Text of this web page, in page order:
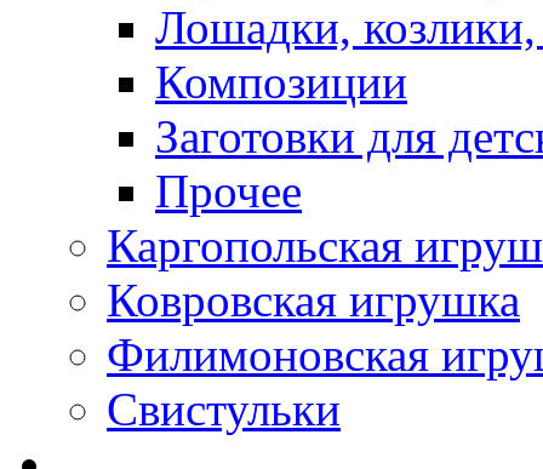
Лошадки,
Композиции
Заготовки для
Прочее
Каргопольская
Ковровская игрушка
Филимоновская
Свистульки